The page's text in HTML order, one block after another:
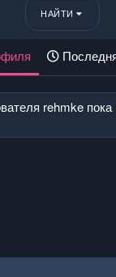
НАЙТИ
rehmke пока